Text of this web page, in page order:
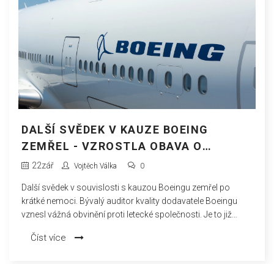
DALŠÍ SVĚDEK V KAUZE BOEING
ZEMŘEL - VZROSTLA OBAVA O
BEZPEČNOST V LETECTVÍ
22zář Vojtěch Válka 0
Další svědek v souvislosti s kauzou Boeingu zemřel po
krátké nemoci. Bývalý auditor kvality dodavatele Boeingu
vznesl vážná obvinění proti letecké společnosti. Je to již
Boeingu ohledně bezpečnostních problémů.
Číst více